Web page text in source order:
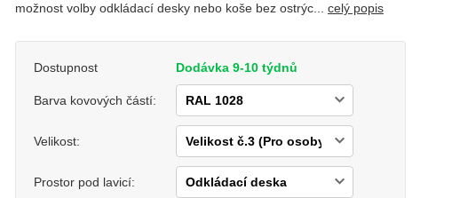
možnost volby odkládací desky nebo koše bez ostrýc... celý popis
Dostupnost Dodávka 9-10 týdnů
Barva kovových částí:
Velikost:
Prostor pod lavicí: